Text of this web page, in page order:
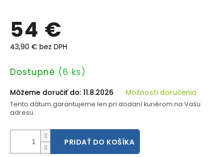
54 €
43,90 € bez DPH
Jednotková
Dostupné (6 ks)
Môžeme doručiť do: 11.8.2026 Možnosti doručenia
Tento dátum garantujeme len pri dodaní kuriérom na Vašu
adresu.
PRIDAŤ DO KOŠÍKA